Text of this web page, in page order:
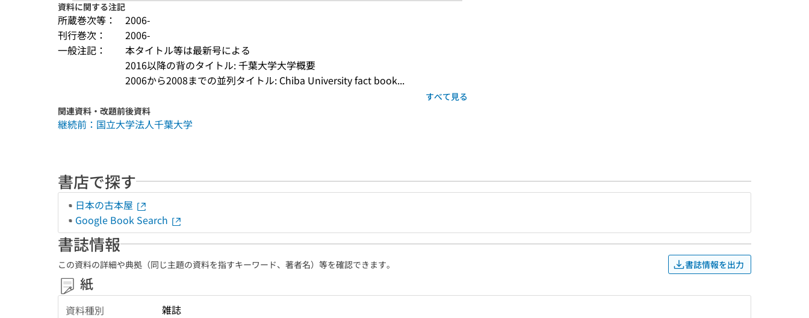
資料に関する注記
所蔵巻次等：
2006-
刊行巻次：
2006-
一般注記：
本タイトル等は最新号による
2016以降の背のタイトル: 千葉大学大学概要
2006から2008までの並列タイトル: Chiba University fact book...
すべて見る
関連資料・改題前後資料
継続前：国立大学法人千葉大学
書店で探す
日本の古本屋
Google Book Search
書誌情報
この資料の詳細や典拠（同じ主題の資料を指すキーワード、著者名）等を確認できます。 書誌情報を出力
紙
資料種別 雑誌